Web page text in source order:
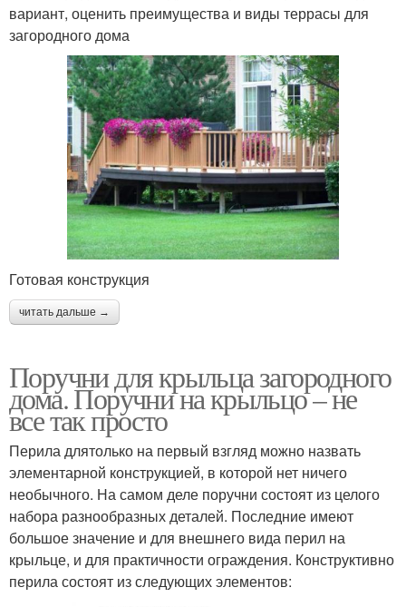
вариант, оценить преимущества и виды террасы для
загородного дома
Готовая конструкция
читать дальше →
Поручни для крыльца загородного
дома. Поручни на крыльцо – не
все так просто
Перила длятолько на первый взгляд можно назвать
элементарной конструкцией, в которой нет ничего
необычного. На самом деле поручни состоят из целого
набора разнообразных деталей. Последние имеют
большое значение и для внешнего вида перил на
крыльце, и для практичности ограждения. Конструктивно
перила состоят из следующих элементов: